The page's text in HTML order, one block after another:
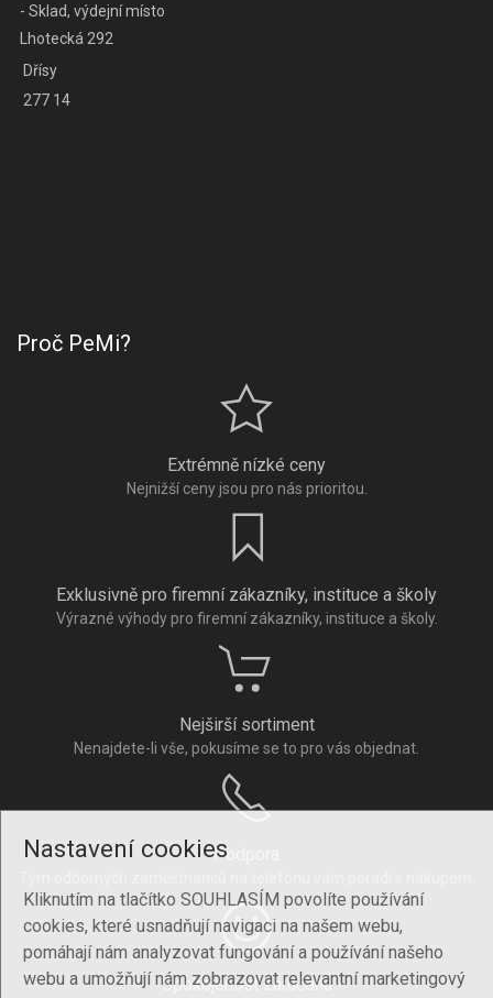
Nastavení cookies
Kliknutím na tlačítko SOUHLASÍM povolíte používání
cookies, které usnadňují navigaci na našem webu,
pomáhají nám analyzovat fungování a používání našeho
webu a umožňují nám zobrazovat relevantní marketingový
- Sklad, výdejní místo
Lhotecká 292
Dřísy
277 14
Proč PeMi?
Extrémně nízké ceny
Nejnižší ceny jsou pro nás prioritou.
Exklusivně pro firemní zákazníky, instituce a školy
Výrazné výhody pro firemní zákazníky, instituce a školy.
Nejširší sortiment
Nenajdete-li vše, pokusíme se to pro vás objednat.
Podpora
Spokojenost zaručena